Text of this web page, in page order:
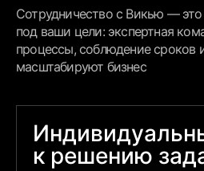
Сотрудничество с Викью —
под ваши цели: экспертная
процессы, соблюдение сроков
масштабируют бизнес
к решению